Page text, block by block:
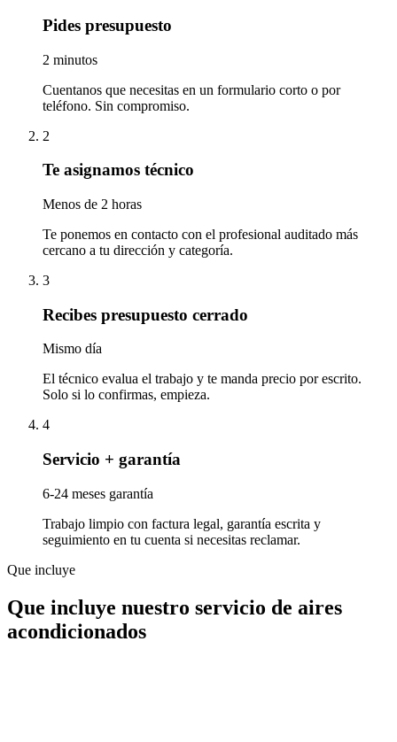
Pides presupuesto
2 minutos
Cuentanos que necesitas en un formulario corto o por
teléfono. Sin compromiso.
2
Te asignamos técnico
Menos de 2 horas
Te ponemos en contacto con el profesional auditado más
cercano a tu dirección y categoría.
3
Recibes presupuesto cerrado
Mismo día
El técnico evalua el trabajo y te manda precio por escrito.
Solo si lo confirmas, empieza.
4
Servicio + garantía
6-24 meses garantía
Trabajo limpio con factura legal, garantía escrita y
seguimiento en tu cuenta si necesitas reclamar.
Que incluye
Que incluye nuestro servicio de aires
acondicionados